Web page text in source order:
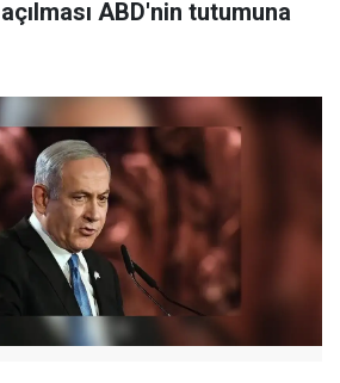
ABD'nin tutumuna